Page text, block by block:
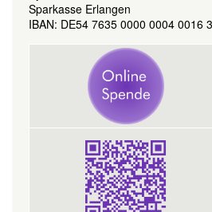
Sparkasse Erlangen
IBAN: DE54 7635 0000 0004 0016